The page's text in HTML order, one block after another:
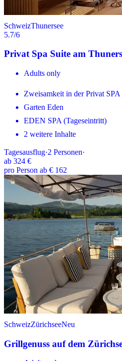
SchweizThunersee
5.7/6
Privat Spa Suite am
Adults only
Zweisamkeit in der Privat
Garten Eden
EDEN SPA (Tageseintritt)
2 weitere Inhalte
Tagesausflug·2 Personen·
ab 324 €
pro Person ab € 162
SchweizZürichseeNeu
Grillgenuss auf dem